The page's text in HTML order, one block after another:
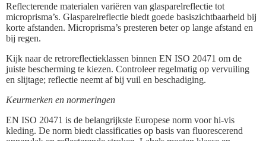
Reflecterende materialen variëren van glasparelreflectie tot
microprisma’s. Glasparelreflectie biedt goede basiszichtbaarheid bij
korte afstanden. Microprisma’s presteren beter op lange afstand en
bij regen.
Kijk naar de retroreflectieklassen binnen EN ISO 20471 om de
juiste bescherming te kiezen. Controleer regelmatig op vervuiling
en slijtage; reflectie neemt af bij vuil en beschadiging.
Keurmerken en normeringen
EN ISO 20471 is de belangrijkste Europese norm voor hi‑vis
kleding. De norm biedt classificaties op basis van fluorescerend